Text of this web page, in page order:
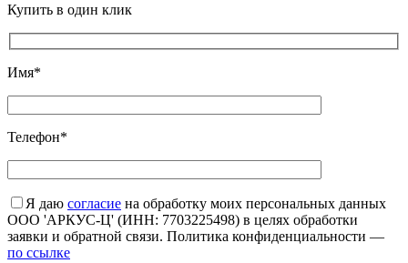
Купить в один клик
Имя*
Телефон*
Я даю согласие на обработку моих персональных данных
ООО 'АРКУС-Ц' (ИНН: 7703225498) в целях обработки
заявки и обратной связи. Политика конфиденциальности —
по ссылке